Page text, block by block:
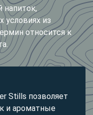
напиток,
условиях из
относится к
Stills позволяет
и ароматные